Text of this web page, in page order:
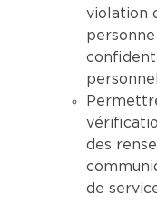
violation
des
de